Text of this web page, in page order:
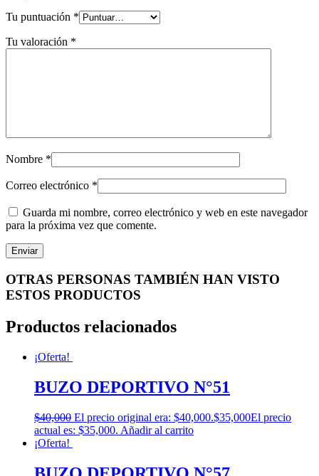
Tu puntuación *
Tu valoración *
Nombre *
Correo electrónico *
Guarda mi nombre, correo electrónico y web en este navegador
para la próxima vez que comente.
OTRAS PERSONAS TAMBIÉN HAN VISTO
ESTOS PRODUCTOS
Productos relacionados
¡Oferta!
BUZO DEPORTIVO N°51
$40,000 El precio original era: $40,000.$35,000El precio
actual es: $35,000. Añadir al carrito
¡Oferta!